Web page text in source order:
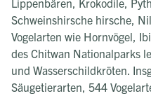
Lippenbären, Krokodile,
Schweinshirsche hirsche,
Vogelarten wie Hornvögel,
des Chitwan Nationalparks
und Wasserschildkröten.
Säugetierarten, 544